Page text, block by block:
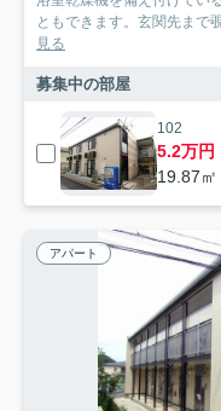
ともできます。玄関先まで
見る
募集中の部屋
102
5.2万円
19.87㎡
アパート